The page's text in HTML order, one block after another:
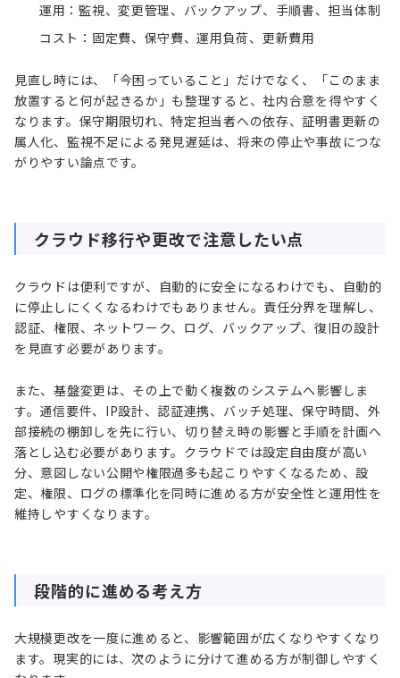
運用：監視、変更管理、バックアップ、手順書、担当体制
コスト：固定費、保守費、運用負荷、更新費用
見直し時には、「今困っていること」だけでなく、「このまま
放置すると何が起きるか」も整理すると、社内合意を得やすく
なります。保守期限切れ、特定担当者への依存、証明書更新の
属人化、監視不足による発見遅延は、将来の停止や事故につな
がりやすい論点です。
クラウド移行や更改で注意したい点
クラウドは便利ですが、自動的に安全になるわけでも、自動的
に停止しにくくなるわけでもありません。責任分界を理解し、
認証、権限、ネットワーク、ログ、バックアップ、復旧の設計
を見直す必要があります。
また、基盤変更は、その上で動く複数のシステムへ影響しま
す。通信要件、IP設計、認証連携、バッチ処理、保守時間、外
部接続の棚卸しを先に行い、切り替え時の影響と手順を計画へ
落とし込む必要があります。クラウドでは設定自由度が高い
分、意図しない公開や権限過多も起こりやすくなるため、設
定、権限、ログの標準化を同時に進める方が安全性と運用性を
維持しやすくなります。
段階的に進める考え方
大規模更改を一度に進めると、影響範囲が広くなりやすくなり
ます。現実的には、次のように分けて進める方が制御しやすく